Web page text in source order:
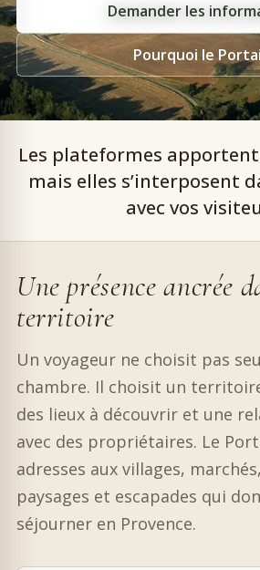
Demander les
Pourquoi le
Les plateformes
mais elles s’interposent
avec vos
Une présence ancrée
territoire
Un voyageur ne choisit pas
chambre. Il choisit un
des lieux à découvrir et une
avec des propriétaires. Le
adresses aux villages,
paysages et escapades qui
séjourner en Provence.